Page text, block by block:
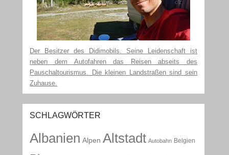
Der Besitzer des Didimobils. Seine Leidenschaft ist
neben dem Autofahren das Reisen abseits des
Pauschaltourismus. Die kleinen Landstraßen sind sein
Zuhause.
SCHLAGWÖRTER
Albanien Alpen Altstadt Autobahn Belgien